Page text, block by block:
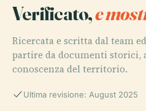
Verificato,e
Ricercata e scritta dal team
partire da documenti
conoscenza del territorio.
Ultima revisione: August 2025